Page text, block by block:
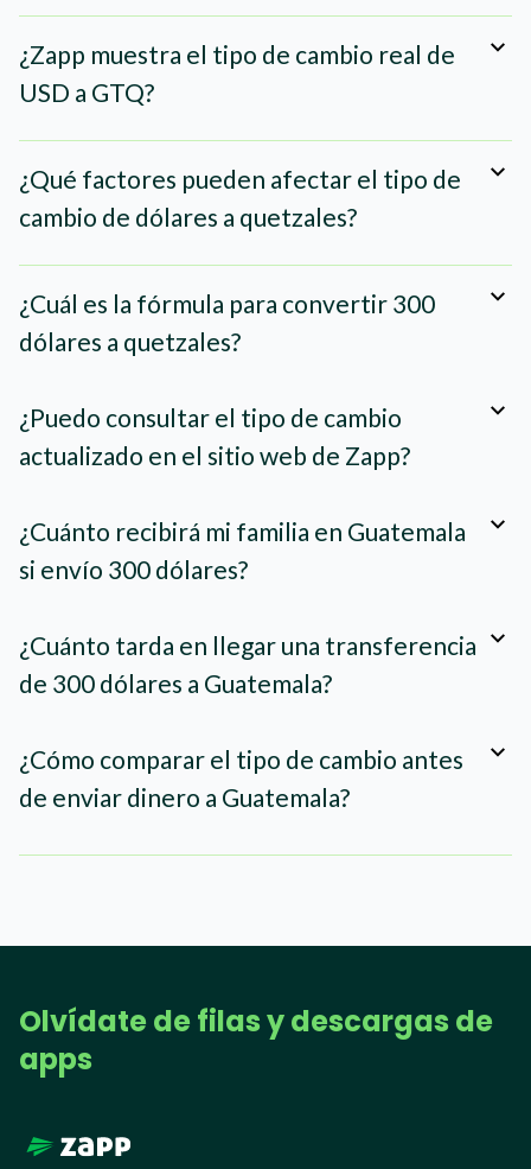
¿Zapp muestra el tipo de cambio real de
USD a GTQ?
¿Qué factores pueden afectar el tipo de
cambio de dólares a quetzales?
¿Cuál es la fórmula para convertir 300
dólares a quetzales?
¿Puedo consultar el tipo de cambio
actualizado en el sitio web de Zapp?
¿Cuánto recibirá mi familia en Guatemala
si envío 300 dólares?
¿Cuánto tarda en llegar una transferencia
de 300 dólares a Guatemala?
¿Cómo comparar el tipo de cambio antes
de enviar dinero a Guatemala?
Olvídate de filas y descargas de
apps